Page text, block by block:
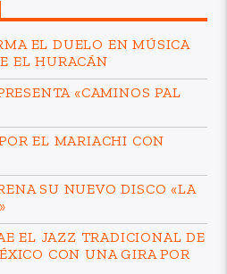
EL DUELO EN MÚSICA
EL HURACÁN
«CAMINOS PAL
EL MARIACHI CON
SU NUEVO DISCO «LA
EL JAZZ TRADICIONAL DE
CON UNA GIRA POR